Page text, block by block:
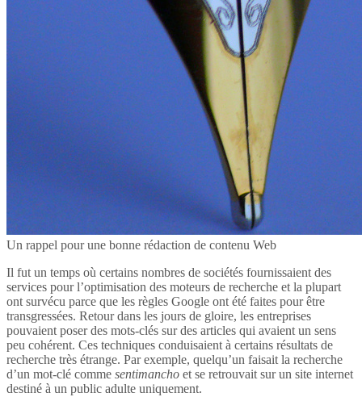
Un rappel pour une bonne rédaction de contenu Web
Il fut un temps où certains nombres de sociétés fournissaient des
services pour l’optimisation des moteurs de recherche et la plupart
ont survécu parce que les règles Google ont été faites pour être
transgressées. Retour dans les jours de gloire, les entreprises
pouvaient poser des mots-clés sur des articles qui avaient un sens
peu cohérent. Ces techniques conduisaient à certains résultats de
recherche très étrange. Par exemple, quelqu’un faisait la recherche
d’un mot-clé comme sentimancho et se retrouvait sur un site internet
destiné à un public adulte uniquement.